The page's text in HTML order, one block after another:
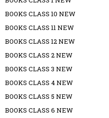
BOOKS CLASS 10 NEW
BOOKS CLASS 11 NEW
BOOKS CLASS 12 NEW
BOOKS CLASS 2 NEW
BOOKS CLASS 3 NEW
BOOKS CLASS 4 NEW
BOOKS CLASS 5 NEW
BOOKS CLASS 6 NEW